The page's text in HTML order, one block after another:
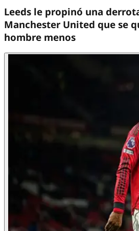
Leeds le propinó una
Manchester United que se
hombre menos